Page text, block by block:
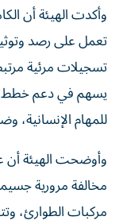
وأكدت الهيئة أن
تعمل على رصد
تسجيلات مرئية
يسهم في دعم خطط
للمهام
وأوضحت الهيئة أن
مخالفة مرورية